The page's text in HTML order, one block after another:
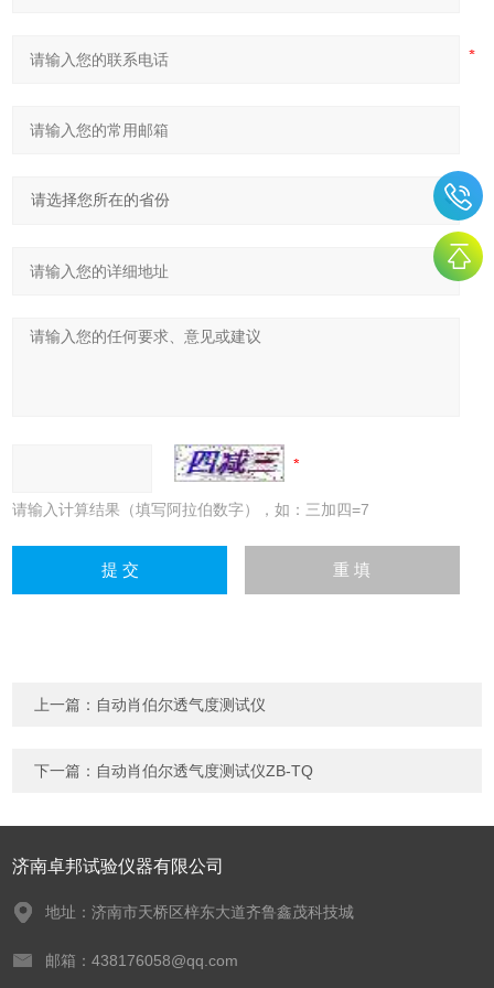
请输入计算结果（填写阿拉伯数字），如：三加四=7
上一篇： 自动肖伯尔透气度测试仪
下一篇： 自动肖伯尔透气度测试仪ZB-TQ
济南卓邦试验仪器有限公司
地址：济南市天桥区梓东大道齐鲁鑫茂科技城
邮箱：438176058@qq.com